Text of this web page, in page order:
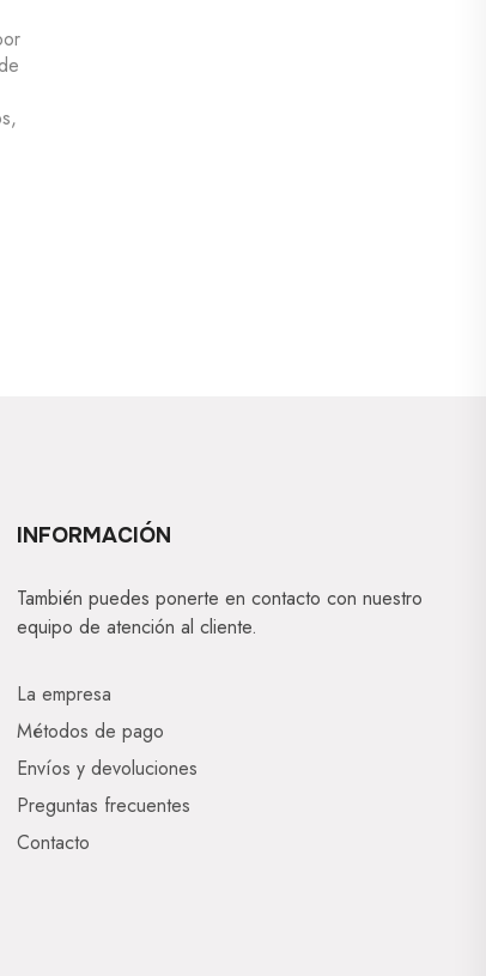
INFORMACIÓN
También puedes ponerte en contacto con nuestro
equipo de atención al cliente.
La empresa
Métodos de pago
Envíos y devoluciones
Preguntas frecuentes
Contacto